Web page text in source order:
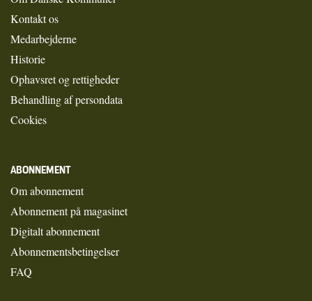
Kontakt os
Medarbejderne
Historie
Ophavsret og rettigheder
Behandling af persondata
Cookies
ABONNEMENT
Om abonnement
Abonnement på magasinet
Digitalt abonnement
Abonnementsbetingelser
FAQ